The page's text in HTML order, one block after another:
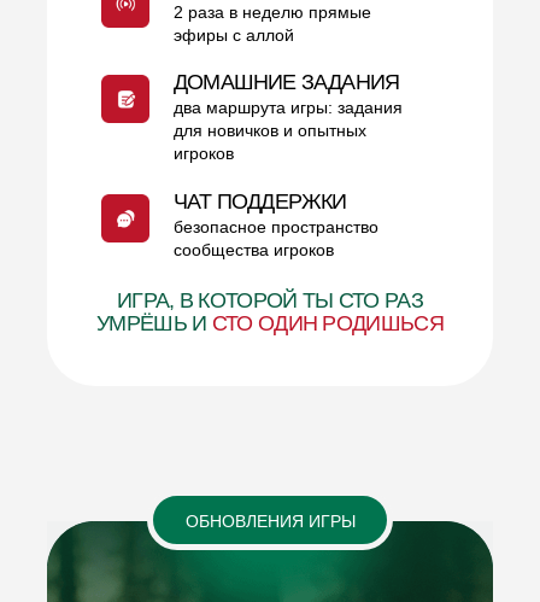
ИГРА, В КОТОРОЙ ТЫ СТО РАЗ
УМРЁШЬ И СТО ОДИН РОДИШЬСЯ
ЧАТ ПОДДЕРЖКИ
безопасное пространство
сообщества игроков
2 раза в неделю прямые
эфиры с аллой
ДОМАШНИЕ ЗАДАНИЯ
два маршрута игры: задания
для новичков и опытных
игроков
ОБНОВЛЕНИЯ ИГРЫ